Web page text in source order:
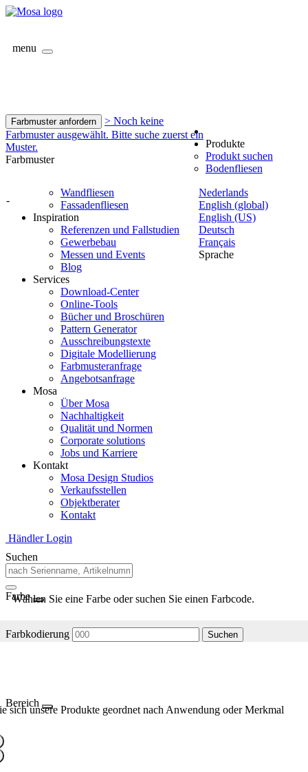
menu
Farbmuster anfordern
> Noch keine
Farbmuster ausgewählt. Bitte suche zuerst ein
Muster.
Farbmuster
-
Nederlands
English (global)
English (US)
Deutsch
Français
Sprache
Produkte
Produkt suchen
Bodenfliesen
Wandfliesen
Fassadenfliesen
Inspiration
Referenzen und Fallstudien
Gewerbebau
Messen und Events
Blog
Services
Download-Center
Online-Tools
Bücher und Broschüren
Pattern Generator
Ausschreibungstexte
Digitale Modellierung
Farbmusteranfrage
Angebotsanfrage
Mosa
Über Mosa
Nachhaltigkeit
Qualität und Normen
Corporate solutions
Jobs und Karriere
Kontakt
Mosa Design Studios
Verkaufsstellen
Objektberater
Kontakt
Händler Login
Suchen
Farbe
Wählen Sie eine Farbe oder suchen Sie einen Farbcode.
Farbkodierung Suchen
Bereich
sich unsere Produkte geordnet nach Anwendung oder Merkmal